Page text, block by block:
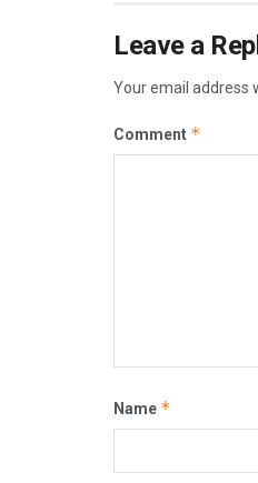
Leave a
Your email address
Comment *
Name *